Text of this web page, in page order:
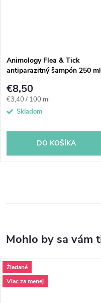
Animology Flea & Tick
antiparazitný šampón 250 ml
€8,50
Jednotková
cena:
€3,40 / 100 ml
Skladom
DO KOŠÍKA
Žiadané
Viac za menej